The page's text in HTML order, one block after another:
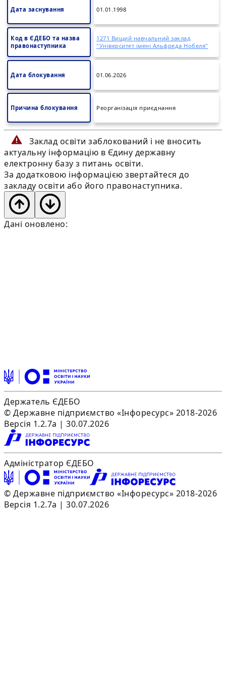
Дата заснування 01.01.1998
Код в ЄДЕБО та назва
правонаступника
1271 Вищий навчальний заклад
"Університет імені Альфреда Нобеля"
Дата блокування 01.06.2026
Причина блокування Реорганізація приєднання
Заклад освіти заблокований і не вносить
актуальну інформацію в Єдину державну
електронну базу з питань освіти.
За додатковою інформацією звертайтеся до
закладу освіти або його правонаступника.
Дані оновлено:
Держатель ЄДЕБО
© Державне підприємство «Інфоресурс» 2018-2026
Версія 1.2.7a | 30.07.2026
Адміністратор ЄДЕБО
© Державне підприємство «Інфоресурс» 2018-2026
Версія 1.2.7a | 30.07.2026